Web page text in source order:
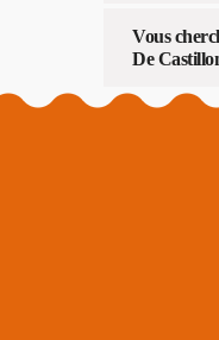
Vous
De